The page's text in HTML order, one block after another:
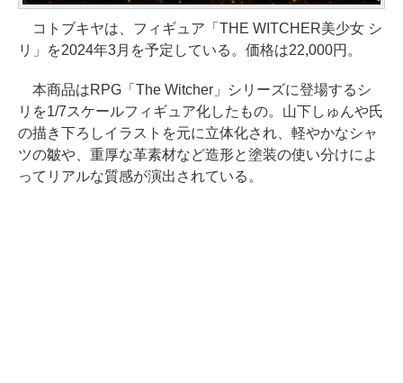
コトブキヤは、フィギュア「THE WITCHER美少女 シ
リ」を2024年3月を予定している。価格は22,000円。
本商品はRPG「The Witcher」シリーズに登場するシ
リを1/7スケールフィギュア化したもの。山下しゅんや氏
の描き下ろしイラストを元に立体化され、軽やかなシャ
ツの皺や、重厚な革素材など造形と塗装の使い分けによ
ってリアルな質感が演出されている。